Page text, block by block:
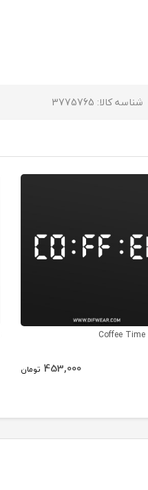
شناسه کالا: 3775765
453,000 تومان